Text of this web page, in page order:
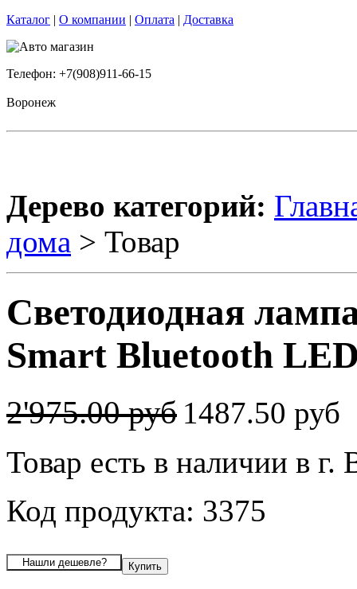
Каталог | О компании | Оплата | Доставка
Телефон: +7(908)911-66-15
Воронеж
Дерево категорий:
дома > Товар
Светодиодная
Smart Bluetooth
2'975.00 руб 1487.50 руб
Товар есть в наличии в г.
Код продукта: 3375